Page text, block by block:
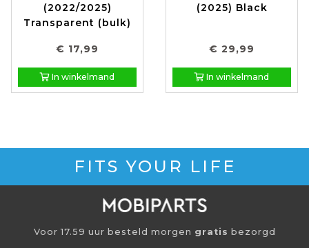
(2022/2025)
Transparent (bulk)
€ 17,99
In winkelmand
(2025) Black
€ 29,99
In winkelmand
FITS YOUR LIFE
Voor 17.59 uur besteld morgen gratis bezorgd